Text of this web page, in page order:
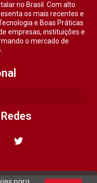
no Brasil. Com alto
os mais recentes e
e Boas Práticas
empresas, instituições e
o mercado de